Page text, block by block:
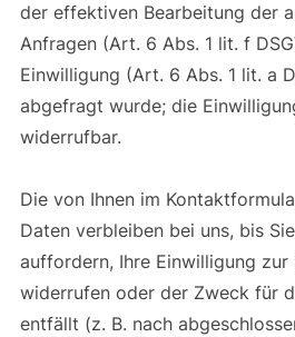
der effektiven Bearbeitung der
Anfragen (Art. 6 Abs. 1 lit. f
Einwilligung (Art. 6 Abs. 1 lit. a
abgefragt wurde; die
widerrufbar.
Die von Ihnen im
Daten verbleiben bei uns, bis
auffordern, Ihre Einwilligung zur
widerrufen oder der Zweck für
entfällt (z. B. nach